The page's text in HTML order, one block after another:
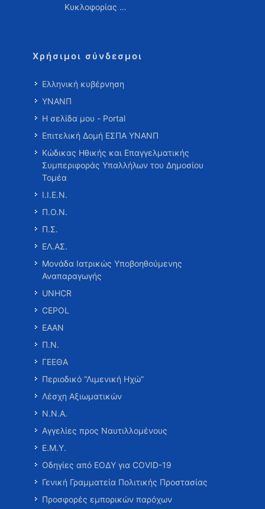
Κυκλοφορίας …
Χρήσιμοι σύνδεσμοι
Ελληνική κυβέρνηση
ΥΝΑΝΠ
Η σελίδα μου - Portal
Επιτελική Δομή ΕΣΠΑ ΥΝΑΝΠ
Κώδικας Ηθικής και Επαγγελματικής
Συμπεριφοράς Υπαλλήλων του Δημοσίου
Τομέα
Ι.Ι.Ε.Ν.
Π.Ο.Ν.
Π.Σ.
ΕΛ.ΑΣ.
Μονάδα Ιατρικώς Υποβοηθούμενης
Αναπαραγωγής
UNHCR
CEPOL
ΕΑΑΝ
Π.Ν.
ΓΕΕΘΑ
Περιοδικό “Λιμενική Ηχώ”
Λέσχη Αξιωματικών
Ν.Ν.Α.
Αγγελίες προς Ναυτιλλομένους
Ε.Μ.Υ.
Οδηγίες από ΕΟΔΥ για COVID-19
Γενική Γραμματεία Πολιτικής Προστασίας
Προσφορές εμπορικών παρόχων